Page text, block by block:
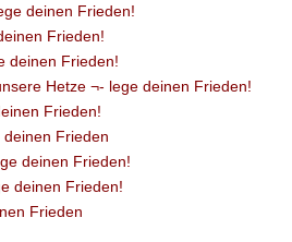
deinen Frieden!
Frieden!
deinen Frieden!
Hetze ¬- lege deinen Frieden!
Frieden!
Frieden
deinen Frieden!
deinen Frieden!
Frieden